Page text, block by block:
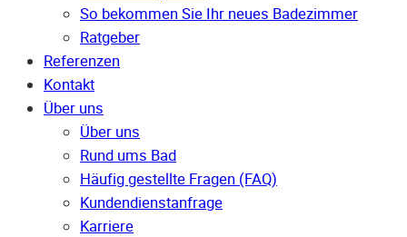
So bekommen Sie Ihr neues Badezimmer
Ratgeber
Referenzen
Kontakt
Über uns
Über uns
Rund ums Bad
Häufig gestellte Fragen (FAQ)
Kunden­dienst­anfrage
Karriere